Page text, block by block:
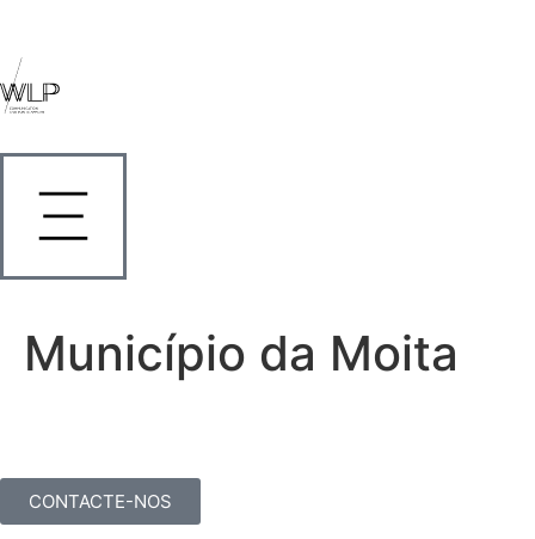
Município da Moita
CONTACTE-NOS